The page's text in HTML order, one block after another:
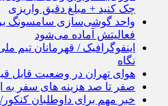
چک کنید + مبلغ دقیق واریزی
واحد گوشی‌سازی سامسونگ
فعالیتش آماده می‌شود
اینفوگرافیک / قهرمانان تیم
نگاه
هوای تهران در وضعیت قابل
صفر تا صد هزینه های سفر به
خبر مهم برای داوطلبان